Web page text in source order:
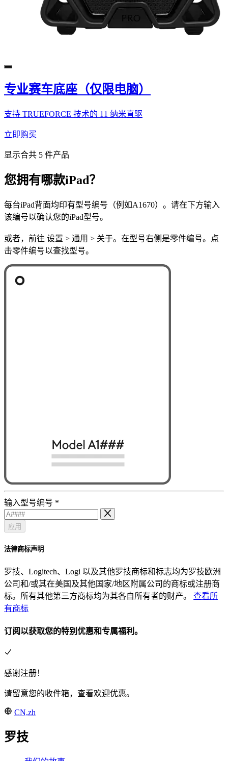
专业赛车底座（仅限电脑）
支持 TRUEFORCE 技术的 11 纳米直驱
立即购买
显示合共 5 件产品
您拥有哪款iPad？
每台iPad背面均印有型号编号（例如A1670）。请在下方输入
该编号以确认您的iPad型号。
或者，前往 设置 > 通用 > 关于。在型号右侧是零件编号。点
击零件编号以查找型号。
输入型号编号 *
应用
法律商标声明
罗技、Logitech、Logi 以及其他罗技商标和标志均为罗技欧洲
公司和/或其在美国及其他国家/地区附属公司的商标或注册商
标。所有其他第三方商标均为其各自所有者的财产。 查看所
有商标
订阅以获取您的特别优惠和专属福利。
感谢注册！
请留意您的收件箱，查看欢迎优惠。
CN,zh
罗技